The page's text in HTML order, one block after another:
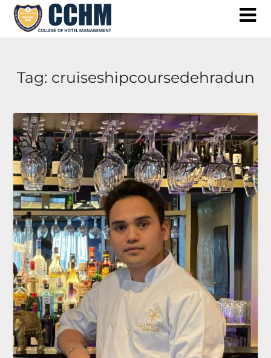
Skip
Tag: cruiseshipcoursedehradun